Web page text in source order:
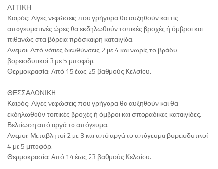
ΑΤΤΙΚΗ
Καιρός: Λίγες νεφώσεις που γρήγορα θα αυξηθούν και τις
απογευματινές ώρες θα εκδηλωθούν τοπικές βροχές ή όμβροι και
πιθανώς στα βόρεια πρόσκαιρη καταιγίδα.
Ανεμοι: Από νότιες διευθύνσεις 2 με 4 και νωρίς το βράδυ
βορειοδυτικοί 3 με 5 μποφόρ.
Θερμοκρασία: Από 15 έως 25 βαθμούς Κελσίου.
ΘΕΣΣΑΛΟΝΙΚΗ
Καιρός: Λίγες νεφώσεις που γρήγορα θα αυξηθούν και θα
εκδηλωθούν τοπικές βροχές ή όμβροι και σποραδικές καταιγίδες.
Βελτίωση από αργά το απόγευμα.
Ανεμοι: Μεταβλητοί 2 με 3 και από αργά το απόγευμα βορειοδυτικοί
4 με 5 μποφόρ.
Θερμοκρασία: Από 14 έως 23 βαθμούς Κελσίου.